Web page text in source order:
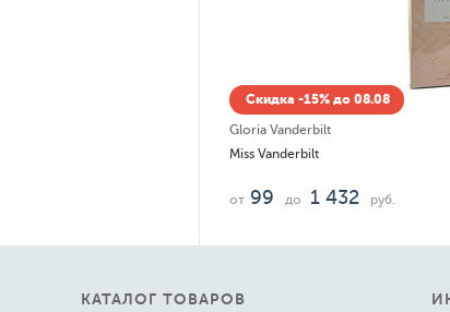
Скидка -15% до 08.08
Gloria Vanderbilt
Miss Vanderbilt
от 99 до 1 432 руб.
КАТАЛОГ ТОВАРОВ